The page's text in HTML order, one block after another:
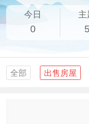
今日
0
主
5
全部 出售房屋